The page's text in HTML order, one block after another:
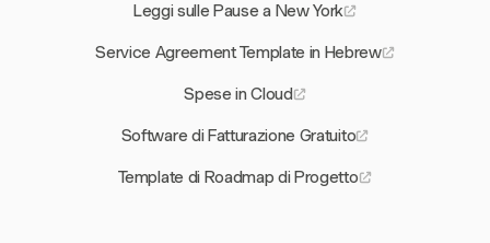
Leggi sulle Pause a New York
Service Agreement Template in Hebrew
Spese in Cloud
Software di Fatturazione Gratuito
Template di Roadmap di Progetto